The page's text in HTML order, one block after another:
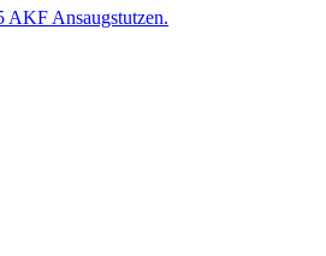
AKF Ansaugstutzen.